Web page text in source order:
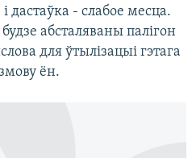
дастаўка - слабое месца.
абсталяваны палігон
для ўтылізацыі гэтага
ён.